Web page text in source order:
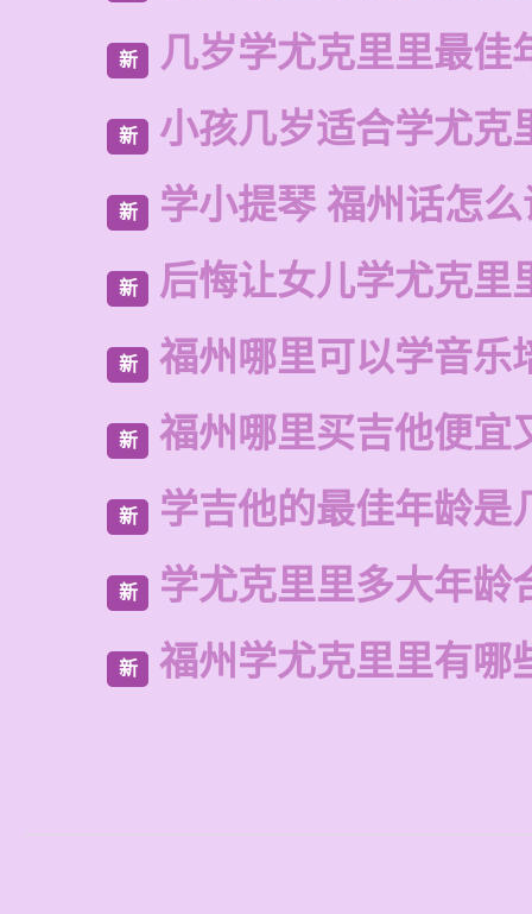
新 几岁学尤克里里最佳
新 小孩几岁适合学尤克
新 学小提琴 福州话怎
新 后悔让女儿学尤克里
新 福州哪里可以学音乐
新 福州哪里买吉他便宜
新 学吉他的最佳年龄是
新 学尤克里里多大年龄
新 福州学尤克里里有哪